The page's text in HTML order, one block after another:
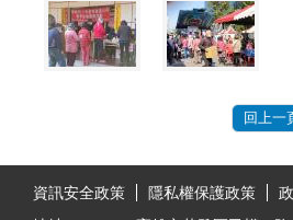
回上一
資訊安全政策
隱私權保護政策